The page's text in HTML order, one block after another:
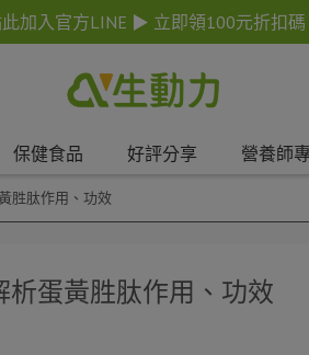
加入官方LINE ▶ 立即領100元折扣碼
保健食品 好評分享 營養師
胜肽作用、功效
析蛋黃胜肽作用、功效